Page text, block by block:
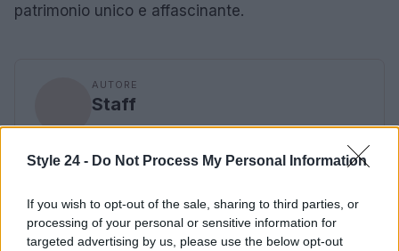
Style 24 - Do Not Process My Personal Information
If you wish to opt-out of the sale, sharing to third parties, or
processing of your personal or sensitive information for
targeted advertising by us, please use the below opt-out
patrimonio unico e affascinante.
AUTORE
Staff